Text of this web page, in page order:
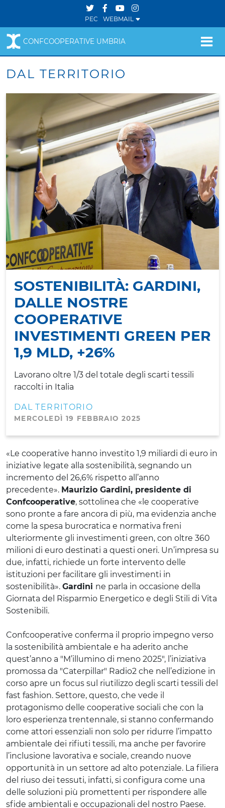
PEC WEBMAIL
CONFCOOPERATIVE UMBRIA
DAL TERRITORIO
SOSTENIBILITÀ: GARDINI,
DALLE NOSTRE
COOPERATIVE
INVESTIMENTI GREEN PER
1,9 MLD, +26%
Lavorano oltre 1/3 del totale degli scarti tessili
raccolti in Italia
DAL TERRITORIO
MERCOLEDÌ 19 FEBBRAIO 2025
«Le cooperative hanno investito 1,9 miliardi di euro in
iniziative legate alla sostenibilità, segnando un
incremento del 26,6% rispetto all’anno
precedente». Maurizio Gardini, presidente di
Confcooperative, sottolinea che «le cooperative
sono pronte a fare ancora di più, ma evidenzia anche
come la spesa burocratica e normativa freni
ulteriormente gli investimenti green, con oltre 360
milioni di euro destinati a questi oneri. Un’impresa su
due, infatti, richiede un forte intervento delle
istituzioni per facilitare gli investimenti in
sostenibilità». Gardini ne parla in occasione della
Giornata del Risparmio Energetico e degli Stili di Vita
Sostenibili.
Confcooperative conferma il proprio impegno verso
la sostenibilità ambientale e ha aderito anche
quest’anno a "M’illumino di meno 2025", l’iniziativa
promossa da "Caterpillar" Radio2 che nell’edizione in
corso apre un focus sul riutilizzo degli scarti tessili del
fast fashion. Settore, questo, che vede il
protagonismo delle cooperative sociali che con la
loro esperienza trentennale, si stanno confermando
come attori essenziali non solo per ridurre l’impatto
ambientale dei rifiuti tessili, ma anche per favorire
l’inclusione lavorativa e sociale, creando nuove
opportunità in un settore ad alto potenziale. La filiera
del riuso dei tessuti, infatti, si configura come una
delle soluzioni più promettenti per rispondere alle
sfide ambientali e occupazionali del nostro Paese.